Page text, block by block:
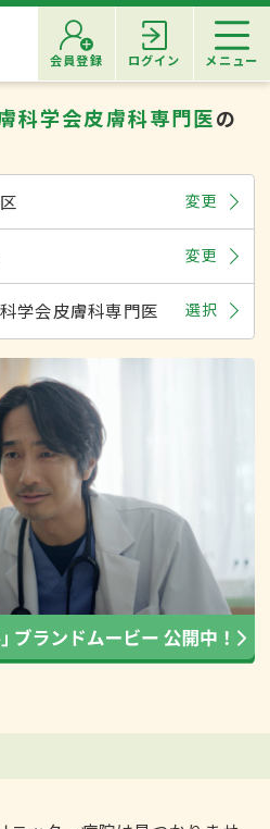
会員登録 ログイン メニュー
科学会皮膚科専門医の
変更
変更
学会皮膚科専門医 選択